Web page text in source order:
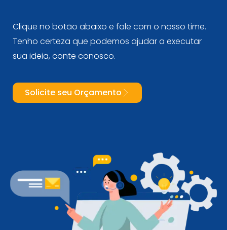
Clique no botão abaixo e fale com o nosso time.
Tenho certeza que podemos ajudar a executar
sua ideia, conte conosco.
Solicite seu Orçamento